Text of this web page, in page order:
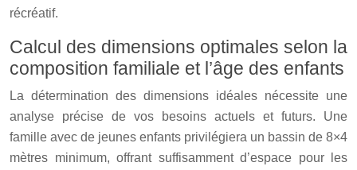
récréatif.
Calcul des dimensions optimales selon la
composition familiale et l’âge des enfants
La détermination des dimensions idéales nécessite une
analyse précise de vos besoins actuels et futurs. Une
famille avec de jeunes enfants privilégiera un bassin de 8×4
mètres minimum, offrant suffisamment d’espace pour les